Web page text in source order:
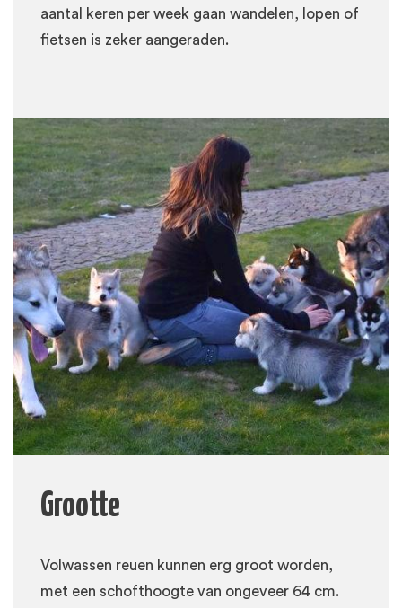
aantal keren per week gaan wandelen, lopen of
fietsen is zeker aangeraden.
Grootte
Volwassen reuen kunnen erg groot worden,
met een schofthoogte van ongeveer 64 cm.